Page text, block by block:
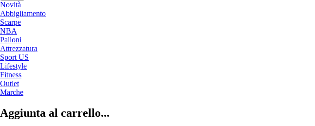
Novità
Abbigliamento
Scarpe
NBA
Palloni
Attrezzatura
Sport US
Lifestyle
Fitness
Outlet
Marche
Aggiunta al carrello...